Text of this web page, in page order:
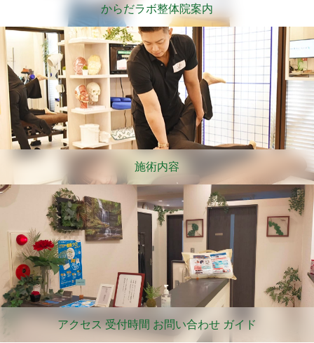
からだラボ整体院案内
施術内容
アクセス 受付時間 お問い合わせ ガイド